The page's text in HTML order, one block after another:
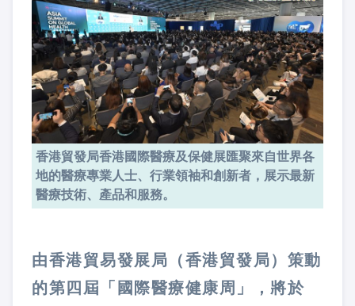
香港貿發局香港國際醫療及保健展匯聚來自世界各
地的醫療專業人士、行業領袖和創新者，展示最新
醫療技術、產品和服務。
由香港貿易發展局（香港貿發局）策動
的第四屆「國際醫療健康周」，將於